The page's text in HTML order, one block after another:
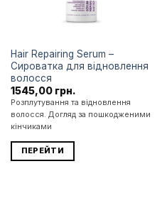
Hair Repairing Serum –
Сироватка для відновлення
волосся
1545,00 грн.
Розплутування та відновлення
волосся. Догляд за пошкодженими
кінчиками
ПЕРЕЙТИ